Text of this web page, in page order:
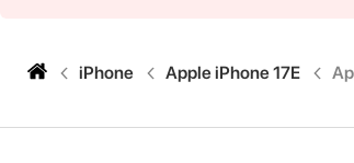
iPhone Apple iPhone 17E